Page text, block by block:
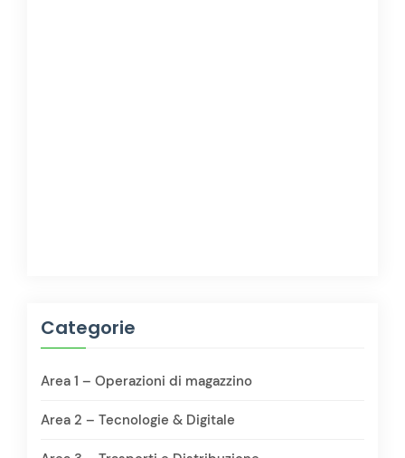
Categorie
Area 1 – Operazioni di magazzino
Area 2 – Tecnologie & Digitale